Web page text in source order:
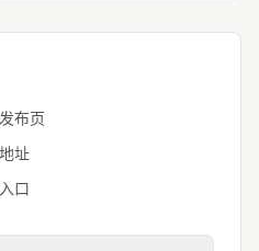
布页
址
口